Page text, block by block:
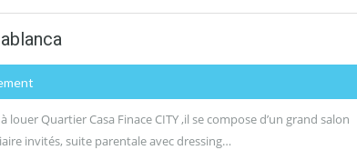
Quartier Casa Finace CITY ,il se compose d’un grand salon
invités, suite parentale avec dressing…